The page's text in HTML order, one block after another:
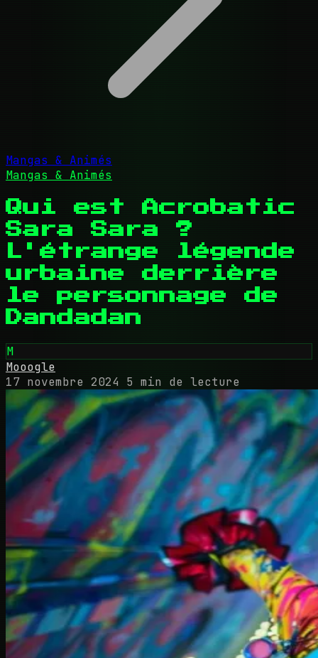
Mangas & Animés
Mangas & Animés
Qui est Acrobatic
Sara Sara ?
L'étrange légende
urbaine derrière
le personnage de
Dandadan
M
Mooogle
17 novembre 2024
5 min de lecture